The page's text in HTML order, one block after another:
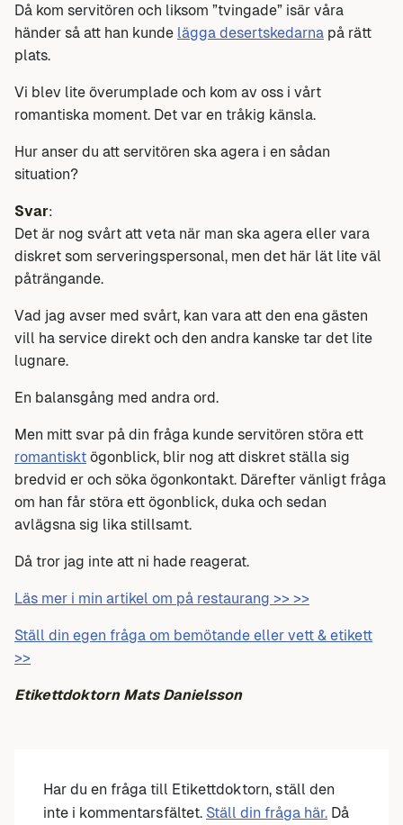
Då kom servitören och liksom ”tvingade” isär våra
händer så att han kunde lägga desertskedarna på rätt
plats.
Vi blev lite överumplade och kom av oss i vårt
romantiska moment. Det var en tråkig känsla.
Hur anser du att servitören ska agera i en sådan
situation?
Svar:
Det är nog svårt att veta när man ska agera eller vara
diskret som serveringspersonal, men det här lät lite väl
påträngande.
Vad jag avser med svårt, kan vara att den ena gästen
vill ha service direkt och den andra kanske tar det lite
lugnare.
En balansgång med andra ord.
Men mitt svar på din fråga kunde servitören störa ett
romantiskt ögonblick, blir nog att diskret ställa sig
bredvid er och söka ögonkontakt. Därefter vänligt fråga
om han får störa ett ögonblick, duka och sedan
avlägsna sig lika stillsamt.
Då tror jag inte att ni hade reagerat.
Läs mer i min artikel om på restaurang >> >>
Ställ din egen fråga om bemötande eller vett & etikett
>>
Etikettdoktorn Mats Danielsson
Har du en fråga till Etikettdoktorn, ställ den
inte i kommentarsfältet. Ställ din fråga här. Då